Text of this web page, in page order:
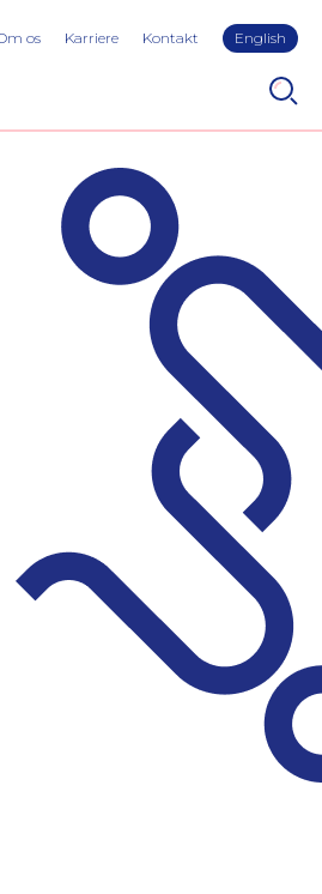
os Karriere Kontakt English